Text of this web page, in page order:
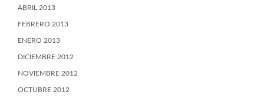
ABRIL 2013
FEBRERO 2013
ENERO 2013
DICIEMBRE 2012
NOVIEMBRE 2012
OCTUBRE 2012